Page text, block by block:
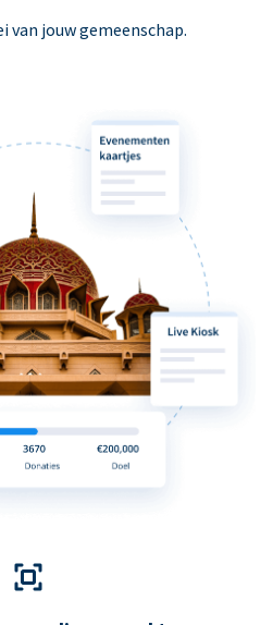
van jouw gemeenschap.